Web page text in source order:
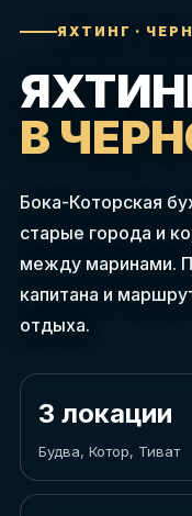
ЯХТИНГ ·
В
Бока-Которская
старые города и
между маринами.
капитана и
отдыха.
3 локации
Будва, Котор, Тиват